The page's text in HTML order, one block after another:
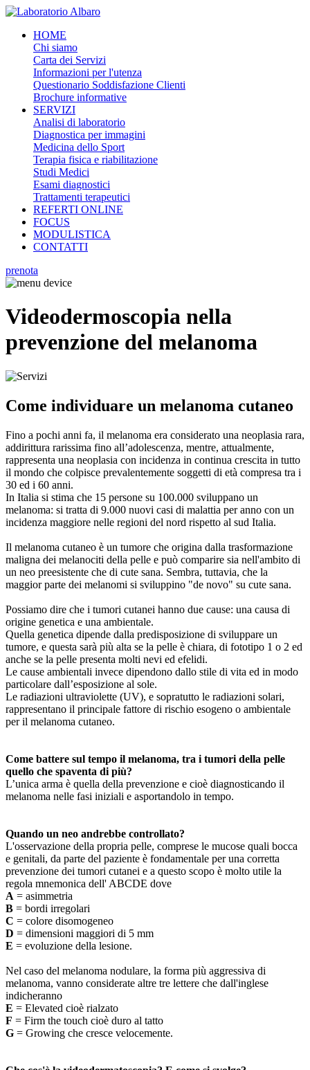
HOME
Chi siamo
Carta dei Servizi
Informazioni per l'utenza
Questionario Soddisfazione Clienti
Brochure informative
SERVIZI
Analisi di laboratorio
Diagnostica per immagini
Medicina dello Sport
Terapia fisica e riabilitazione
Studi Medici
Esami diagnostici
Trattamenti terapeutici
REFERTI ONLINE
FOCUS
MODULISTICA
CONTATTI
prenota
Videodermoscopia nella
prevenzione del melanoma
Come individuare un melanoma cutaneo
Fino a pochi anni fa, il melanoma era considerato una neoplasia rara,
addirittura rarissima fino all’adolescenza, mentre, attualmente,
rappresenta una neoplasia con incidenza in continua crescita in tutto
il mondo che colpisce prevalentemente soggetti di età compresa tra i
30 ed i 60 anni.
In Italia si stima che 15 persone su 100.000 sviluppano un
melanoma: si tratta di 9.000 nuovi casi di malattia per anno con un
incidenza maggiore nelle regioni del nord rispetto al sud Italia.
Il melanoma cutaneo è un tumore che origina dalla trasformazione
maligna dei melanociti della pelle e può comparire sia nell'ambito di
un neo preesistente che di cute sana. Sembra, tuttavia, che la
maggior parte dei melanomi si sviluppino "de novo" su cute sana.
Possiamo dire che i tumori cutanei hanno due cause: una causa di
origine genetica e una ambientale.
Quella genetica dipende dalla predisposizione di sviluppare un
tumore, e questa sarà più alta se la pelle è chiara, di fototipo 1 o 2 ed
anche se la pelle presenta molti nevi ed efelidi.
Le cause ambientali invece dipendono dallo stile di vita ed in modo
particolare dall’esposizione al sole.
Le radiazioni ultraviolette (UV), e sopratutto le radiazioni solari,
rappresentano il principale fattore di rischio esogeno o ambientale
per il melanoma cutaneo.
Come battere sul tempo il melanoma, tra i tumori della pelle
quello che spaventa di più?
L’unica arma è quella della prevenzione e cioè diagnosticando il
melanoma nelle fasi iniziali e asportandolo in tempo.
Quando un neo andrebbe controllato?
L'osservazione della propria pelle, comprese le mucose quali bocca
e genitali, da parte del paziente è fondamentale per una corretta
prevenzione dei tumori cutanei e a questo scopo è molto utile la
regola mnemonica dell' ABCDE dove
A = asimmetria
B = bordi irregolari
C = colore disomogeneo
D = dimensioni maggiori di 5 mm
E = evoluzione della lesione.
Nel caso del melanoma nodulare, la forma più aggressiva di
melanoma, vanno considerate altre tre lettere che dall'inglese
indicheranno
E = Elevated cioè rialzato
F = Firm the touch cioè duro al tatto
G = Growing che cresce velocemente.